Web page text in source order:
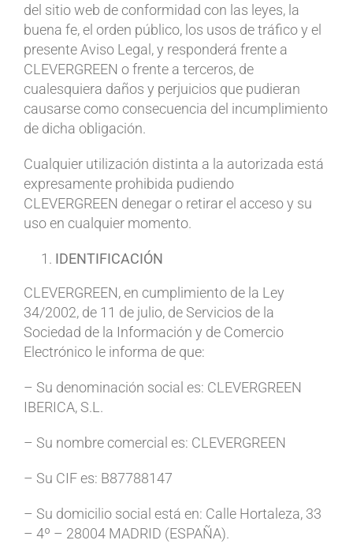
del sitio web de conformidad con las leyes, la
buena fe, el orden público, los usos de tráfico y el
presente Aviso Legal, y responderá frente a
CLEVERGREEN o frente a terceros, de
cualesquiera daños y perjuicios que pudieran
causarse como consecuencia del incumplimiento
de dicha obligación.
Cualquier utilización distinta a la autorizada está
expresamente prohibida pudiendo
CLEVERGREEN denegar o retirar el acceso y su
uso en cualquier momento.
IDENTIFICACIÓN
CLEVERGREEN, en cumplimiento de la Ley
34/2002, de 11 de julio, de Servicios de la
Sociedad de la Información y de Comercio
Electrónico le informa de que:
– Su denominación social es: CLEVERGREEN
IBERICA, S.L.
– Su nombre comercial es: CLEVERGREEN
– Su CIF es: B87788147
– Su domicilio social está en: Calle Hortaleza, 33
– 4º – 28004 MADRID (ESPAÑA).